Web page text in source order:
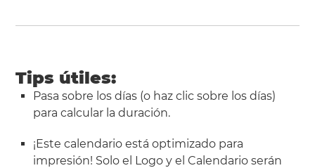
Tips útiles:
Pasa sobre los días (o haz clic sobre los días)
para calcular la duración.
¡Este calendario está optimizado para
impresión! Solo el Logo y el Calendario serán